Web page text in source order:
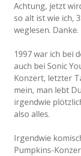
Achtung, jetzt
so alt ist wie ich,
weglesen. Danke.
1997 war ich bei
auch bei Sonic
Konzert, letzter
mein, man lebt
irgendwie
also alles.
Irgendwie
Pumpkins-